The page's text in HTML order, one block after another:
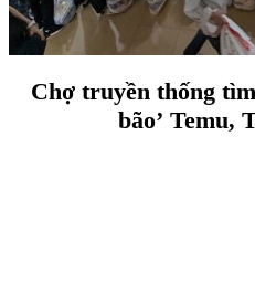
Chợ truyền thống
bão’ Temu,